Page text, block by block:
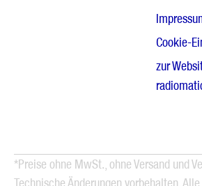
Cookie-
zur
*Preise ohne MwSt., ohne Versand und
Technische Änderungen vorbehalten. Alle